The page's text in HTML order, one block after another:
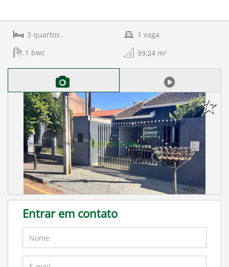
3 quartos
1 bwc
1vaga
99,24 m²
Entrar em contato